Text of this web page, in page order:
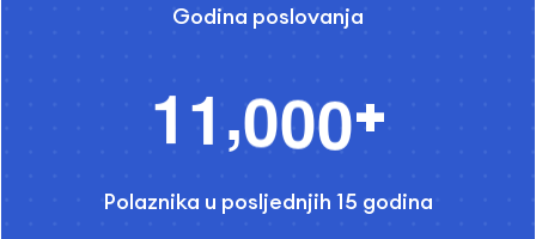
Godina poslovanja
11,000+
Polaznika u posljednjih 15 godina